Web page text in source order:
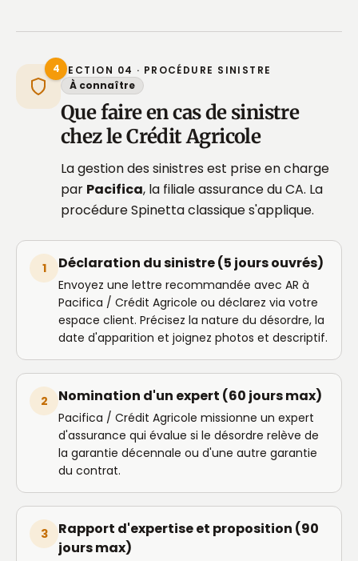
4 SECTION 04 · PROCÉDURE SINISTRE
À connaître
Que faire en cas de sinistre
chez le Crédit Agricole
La gestion des sinistres est prise en charge
par Pacifica, la filiale assurance du CA. La
procédure Spinetta classique s'applique.
1 Déclaration du sinistre (5 jours ouvrés)
Envoyez une lettre recommandée avec AR à
Pacifica / Crédit Agricole ou déclarez via votre
espace client. Précisez la nature du désordre, la
date d'apparition et joignez photos et descriptif.
2 Nomination d'un expert (60 jours max)
Pacifica / Crédit Agricole missionne un expert
d'assurance qui évalue si le désordre relève de
la garantie décennale ou d'une autre garantie
du contrat.
3
Rapport d'expertise et proposition (90
jours max)